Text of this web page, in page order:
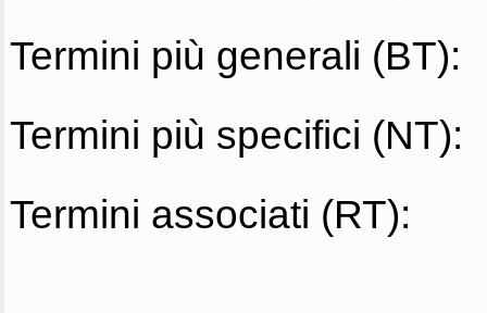
Termini più generali (BT):
Termini più specifici (NT):
Termini associati (RT):